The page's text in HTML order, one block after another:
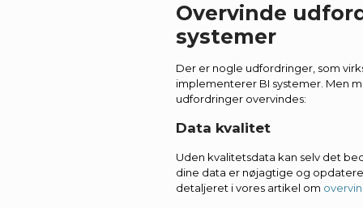
Overvinde
systemer
Der er nogle udfordringer, som
implementerer BI systemer. Men
udfordringer overvindes:
Data kvalitet
Uden kvalitetsdata kan selv det
dine data er nøjagtige og
detaljeret i vores artikel om